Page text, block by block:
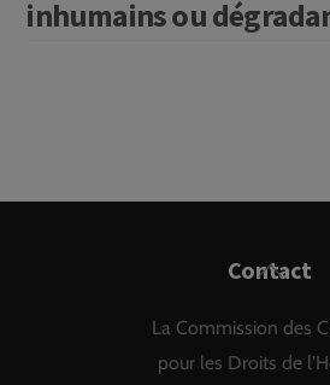
inhumains ou
Back
Top
Contact
La Commission des
pour les Droits de